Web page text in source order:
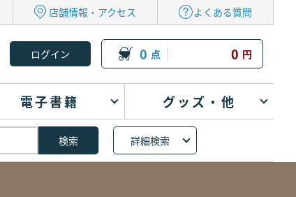
店舗情報・アクセス よくある質問
0 点 0 円
電子書籍 グッズ・他
詳細検索